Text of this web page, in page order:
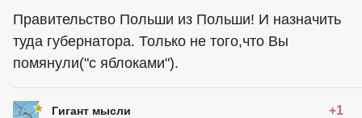
Правительство Польши из Польши! И назначить
туда губернатора. Только не того,что Вы
помянули("с яблоками").
Гигант мысли +1